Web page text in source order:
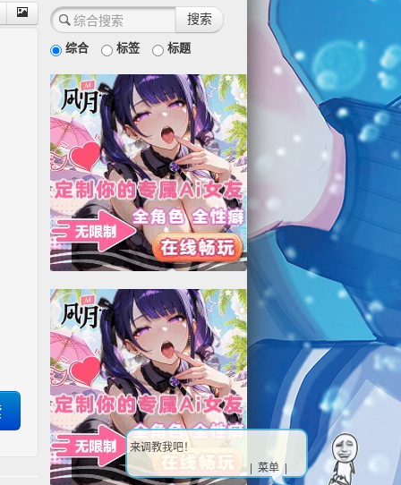
综合 标签 标题
来调教我吧！
| 菜单 |